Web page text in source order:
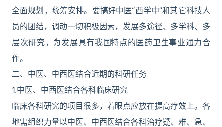
全面规划，统筹安排。要搞好中医“西学中”和其它科技人
员的团结，调动一切积极因素，发展多途径、多学科、多
层次研究，为发展具有我国特点的医药卫生事业通力合
作。
二、中医、中西医结合近期的科研任务
1.中医、中西医结合各科临床研究
临床各科研究的项目很多，着眼点应放在提高疗效上。各
地需组织力量以中医、中西医结合各科治疗疑、难、急、